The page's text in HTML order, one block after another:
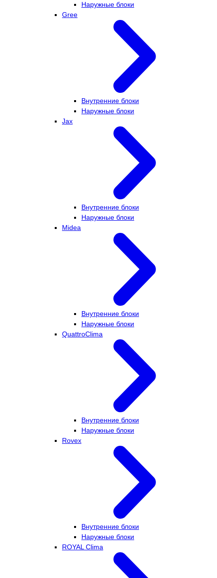
Наружные блоки
Gree
Внутренние блоки
Наружные блоки
Jax
Внутренние блоки
Наружные блоки
Midea
Внутренние блоки
Наружные блоки
QuattroClima
Внутренние блоки
Наружные блоки
Rovex
Внутренние блоки
Наружные блоки
ROYAL Clima